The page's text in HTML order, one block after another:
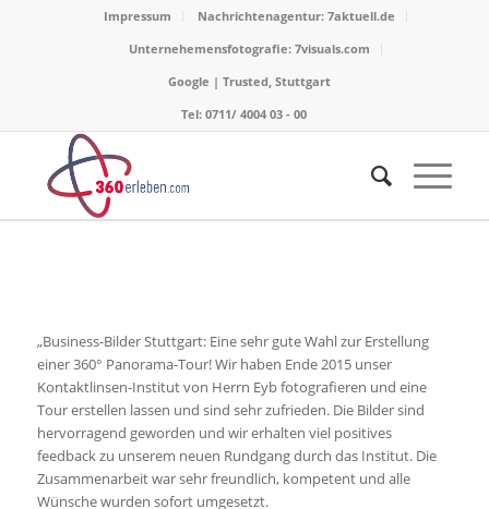
Impressum
Nachrichtenagentur: 7aktuell.de
Unternehemensfotografie: 7visuals.com
Google | Trusted, Stuttgart
Tel: 0711/ 4004 03 - 00
„Business-Bilder Stuttgart: Eine sehr gute Wahl zur Erstellung
einer 360° Panorama-Tour! Wir haben Ende 2015 unser
Kontaktlinsen-Institut von Herrn Eyb fotografieren und eine
Tour erstellen lassen und sind sehr zufrieden. Die Bilder sind
hervorragend geworden und wir erhalten viel positives
feedback zu unserem neuen Rundgang durch das Institut. Die
Zusammenarbeit war sehr freundlich, kompetent und alle
Wünsche wurden sofort umgesetzt.